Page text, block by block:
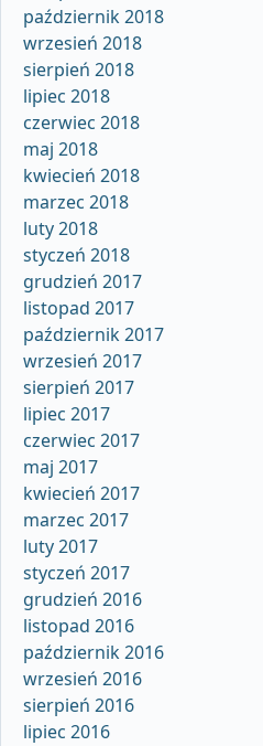
październik 2018
wrzesień 2018
sierpień 2018
lipiec 2018
czerwiec 2018
maj 2018
kwiecień 2018
marzec 2018
luty 2018
styczeń 2018
grudzień 2017
listopad 2017
październik 2017
wrzesień 2017
sierpień 2017
lipiec 2017
czerwiec 2017
maj 2017
kwiecień 2017
marzec 2017
luty 2017
styczeń 2017
grudzień 2016
listopad 2016
październik 2016
wrzesień 2016
sierpień 2016
lipiec 2016